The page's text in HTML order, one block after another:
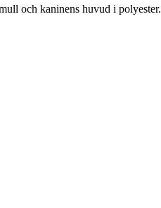
och kaninens huvud i polyester.